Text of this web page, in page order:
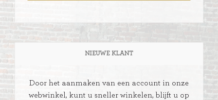
NIEUWE KLANT
Door het aanmaken van een account in onze
webwinkel, kunt u sneller winkelen, blijft u op